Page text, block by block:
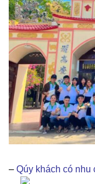
– Qúy khách có nhu